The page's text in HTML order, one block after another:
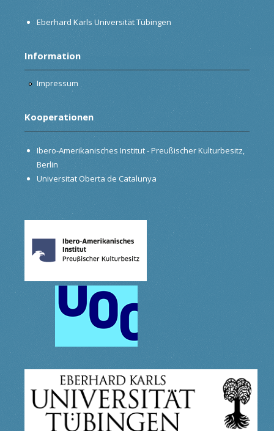
Eberhard Karls Universität Tübingen
Information
Impressum
Kooperationen
Ibero-Amerikanisches Institut - Preußischer Kulturbesitz,
Berlin
Universitat Oberta de Catalunya